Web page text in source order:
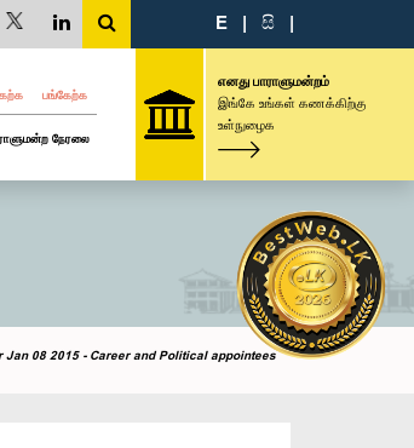
E | සි |
கற்க பங்கேற்க
நேரலை
எனது பாராளுமன்றம்
இங்கே உங்கள் கணக்கிற்கு
உள்நுழைக
08 2015 - Career and Political appointees